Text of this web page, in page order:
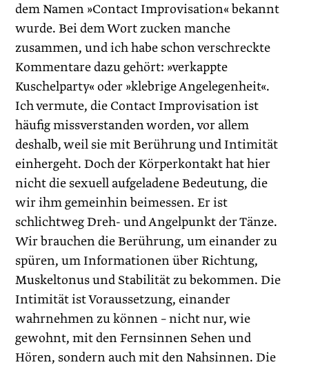
dem Namen »Contact Improvisation« bekannt
wurde. Bei dem Wort zucken manche
zusammen, und ich habe schon verschreckte
Kommentare dazu gehört: »verkappte
Kuschelparty« oder »klebrige Angelegenheit«.
Ich vermute, die Contact ­Improvisation ist
häufig missverstanden worden, vor allem
deshalb, weil sie mit Berührung und Intimität
einhergeht. Doch der Körper­kontakt hat hier
nicht die sexuell aufgeladene Bedeutung, die
wir ihm gemeinhin beimessen. Er ist
schlichtweg Dreh- und Angelpunkt der Tänze.
Wir brauchen die Berührung, um einander zu
spüren, um Informationen über Richtung,
Muskeltonus und Stabilität zu bekommen. Die
Intimität ist Voraussetzung, einander
wahrnehmen zu können – nicht nur, wie
gewohnt, mit den Fernsinnen Sehen und
Hören, sondern auch mit den Nahsinnen. Die